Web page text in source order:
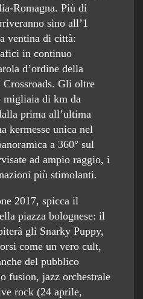
Romagna. Più di
sino all’1
ventina di città:
in continuo
d’ordine della
Gli oltre
migliaia di km da
prima all’ultima
kermesse unica nel
a 360° sul
ad ampio raggio, i
più stimolanti.
2017, spicca il
piazza bolognese: il
gli Snarky Puppy,
come un vero cult,
del pubblico
fusion, jazz orchestrale
rock (24 aprile,